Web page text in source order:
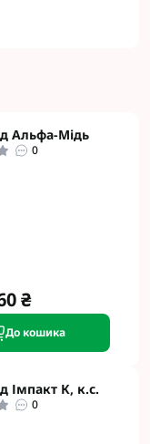
Альфа-Мідь
0
₴
До кошика
Імпакт К, к.с.
0